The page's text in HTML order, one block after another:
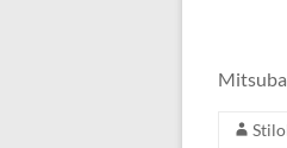
Mitsuba